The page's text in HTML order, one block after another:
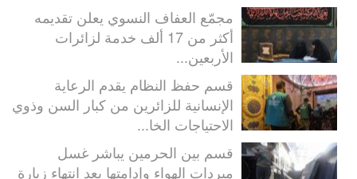
مجمّع العفاف النسوي يعلن تقديمه
أكثر من 17 ألف خدمة لزائرات
الأربعين...
قسم حفظ النظام يقدم الرعاية
الإنسانية للزائرين من كبار السن وذوي
الاحتياجات الخا...
قسم بين الحرمين يباشر غسل
مبردات الهواء وإدامتها بعد انتهاء زيارة